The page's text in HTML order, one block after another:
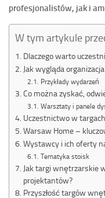
profesjonalistów, jak i
W tym artykule
Dlaczego warto
Jak wygląda
Przykłady wydarzeń
Co można zyskać,
Warsztaty i panele
Uczestnictwo w
Warsaw Home –
Wystawcy i ich oferty
Tematyka stoisk
Jak targi wnętrzarskie
projektantów?
Przyszłość targów